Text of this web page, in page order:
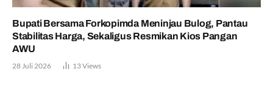
Bupati Bersama Forkopimda Meninjau Bulog, Pantau
Stabilitas Harga, Sekaligus Resmikan Kios Pangan
AWU
28 Juli 2026 13Views